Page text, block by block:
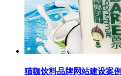
猫咖饮料品牌网站建设案例